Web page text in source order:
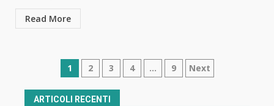
Read More
Navigazione
articoli
1 2 3 4 … 9 Next
ARTICOLI RECENTI